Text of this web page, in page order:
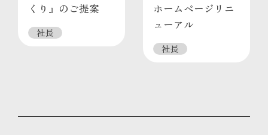
くり』のご提案
社長
ホームページリニ
ューアル
社長